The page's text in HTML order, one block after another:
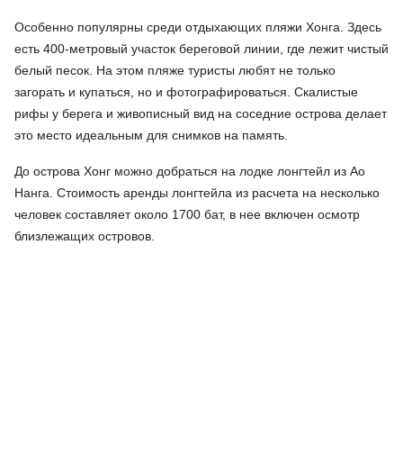
Особенно популярны среди отдыхающих пляжи Хонга. Здесь
есть 400-метровый участок береговой линии, где лежит чистый
белый песок. На этом пляже туристы любят не только
загорать и купаться, но и фотографироваться. Скалистые
рифы у берега и живописный вид на соседние острова делает
это место идеальным для снимков на память.
До острова Хонг можно добраться на лодке лонгтейл из Ао
Нанга. Стоимость аренды лонгтейла из расчета на несколько
человек составляет около 1700 бат, в нее включен осмотр
близлежащих островов.